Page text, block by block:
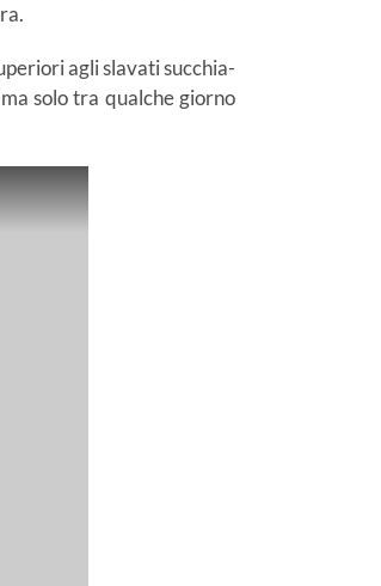
agli slavati succhia-
solo tra qualche giorno